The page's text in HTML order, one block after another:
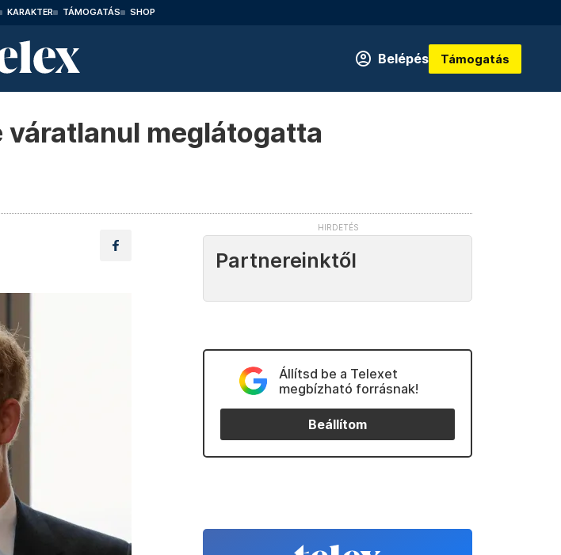
KARAKTER TÁMOGATÁS SHOP
Belépés Támogatás
váratlanul meglátogatta
Partnereinktől
Állítsd be a Telexet
megbízható forrásnak!
Beállítom